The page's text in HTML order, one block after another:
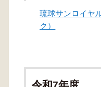
琉球サンロイヤ
ク）